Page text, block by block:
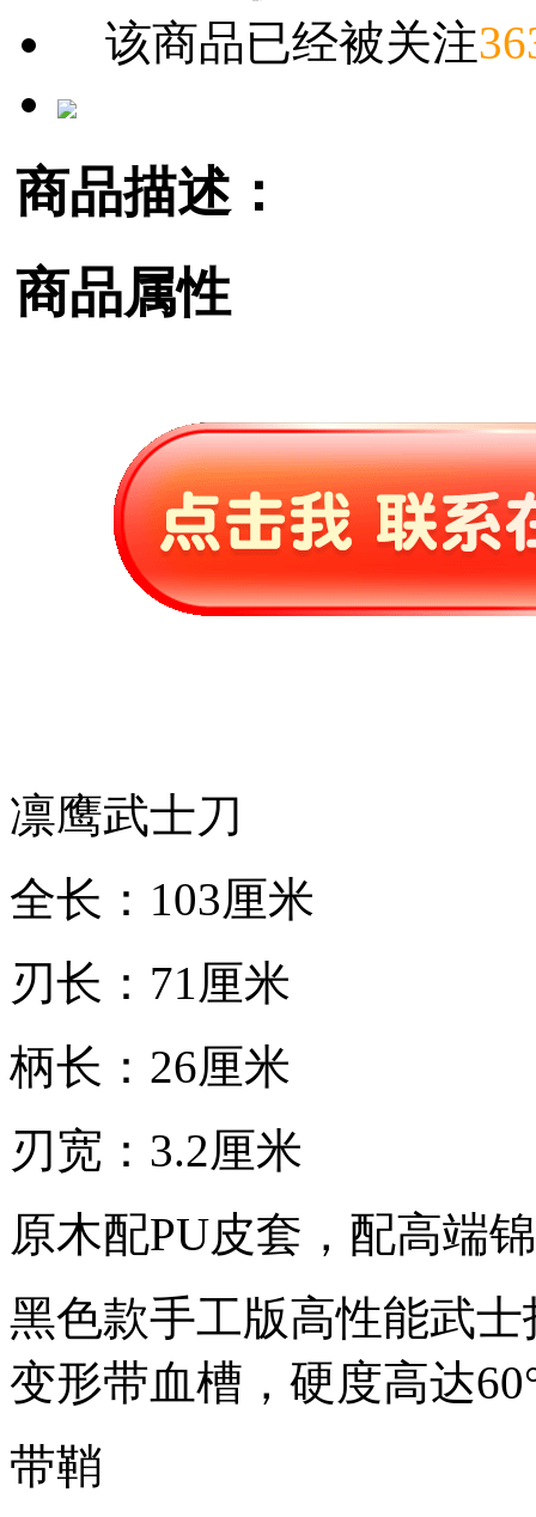
该商品已经被关注
商品描述：
商品属性
凛鹰武士刀
全长：103厘米
刃长：71厘米
柄长：26厘米
刃宽：3.2厘米
原木配PU皮套，配高端
黑色款手工版高性能武
变形带血槽，硬度高达
带鞘